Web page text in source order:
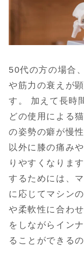
50代の方の場合
や筋力の衰えが
す。 加えて長時
どの使用による
の姿勢の癖が慢
以外に膝の痛み
りやすくなりま
するためには、
に応じてマシン
や柔軟性に合わ
をしながらイン
ることができるの